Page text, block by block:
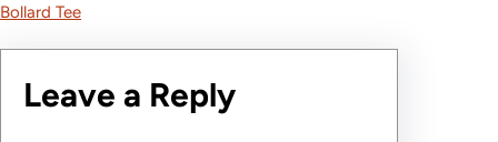
Bollard Tee
Leave a Reply